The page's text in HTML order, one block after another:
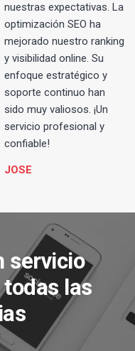
nuestras expectativas. La
optimización SEO ha
mejorado nuestro ranking
y visibilidad online. Su
enfoque estratégico y
soporte continuo han
sido muy valiosos. ¡Un
servicio profesional y
confiable!
JOSE
servicio
las